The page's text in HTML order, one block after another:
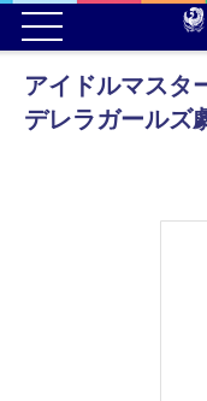
アイドルマスタ
デレラガールズ